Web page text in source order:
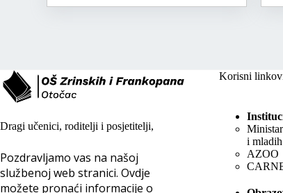
Dragi učenici, roditelji i posjetitelji,
Pozdravljamo vas na našoj
službenoj web stranici. Ovdje
možete pronaći informacije o
Korisni
i mladih
AZOO